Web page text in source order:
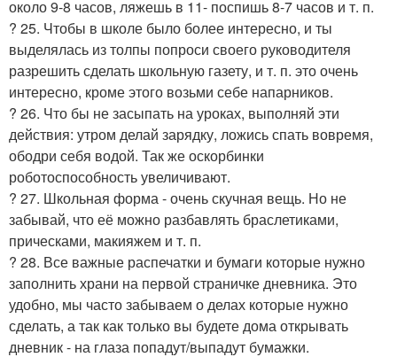
около 9-8 часов, ляжешь в 11- поспишь 8-7 часов и т. п.
? 25. Чтобы в школе было более интересно, и ты
выделялась из толпы попроси своего руководителя
разрешить сделать школьную газету, и т. п. это очень
интересно, кроме этого возьми себе напарников.
? 26. Что бы не засыпать на уроках, выполняй эти
действия: утром делай зарядку, ложись спать вовремя,
ободри себя водой. Так же оскорбинки
роботоспособность увеличивают.
? 27. Школьная форма - очень скучная вещь. Но не
забывай, что её можно разбавлять браслетиками,
прическами, макияжем и т. п.
? 28. Все важные распечатки и бумаги которые нужно
заполнить храни на первой страничке дневника. Это
удобно, мы часто забываем о делах которые нужно
сделать, а так как только вы будете дома открывать
дневник - на глаза попадут/выпадут бумажки.